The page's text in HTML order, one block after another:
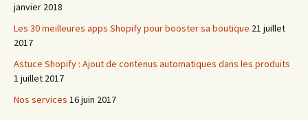
janvier 2018
Les 30 meilleures apps Shopify pour booster sa boutique 21 juillet
2017
Astuce Shopify : Ajout de contenus automatiques dans les produits
1 juillet 2017
Nos services 16 juin 2017